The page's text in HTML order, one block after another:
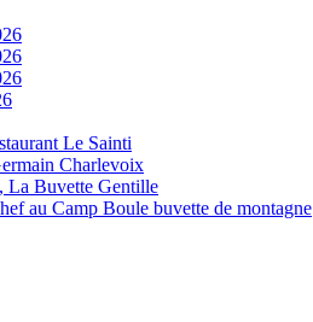
Le Sainti
Charlevoix
La Buvette Gentille
au Camp Boule buvette de montagne